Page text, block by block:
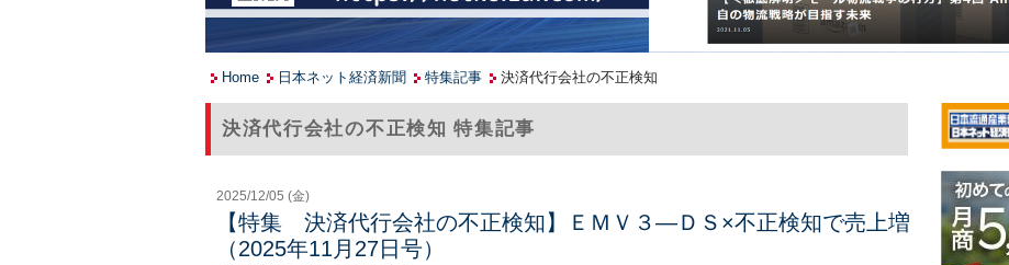
Home 日本ネット経済新聞 特集記事 決済代行会社の不正検知
決済代行会社の不正検知 特集記事
2025/12/05 (金)
【特集 決済代行会社の不正検知】ＥＭＶ３―ＤＳ×不正検知で売上増
（2025年11月27日号）